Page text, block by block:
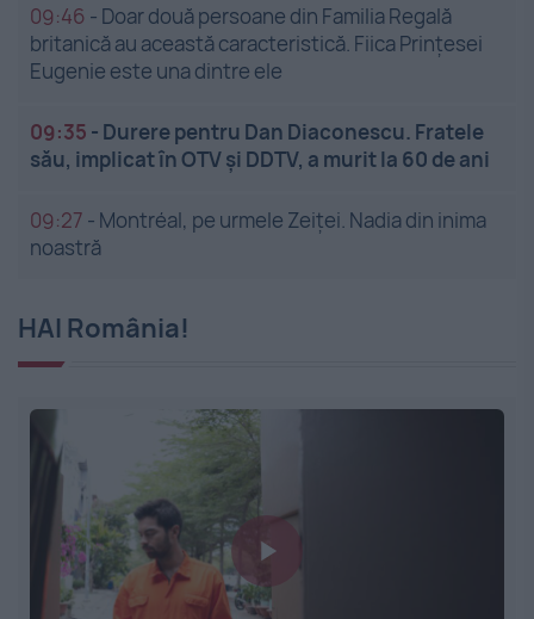
09:46 - Doar două persoane din Familia Regală
britanică au această caracteristică. Fiica Prințesei
Eugenie este una dintre ele
09:35 - Durere pentru Dan Diaconescu. Fratele
său, implicat în OTV și DDTV, a murit la 60 de ani
09:27 - Montréal, pe urmele Zeiței. Nadia din inima
noastră
HAI România!